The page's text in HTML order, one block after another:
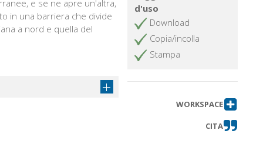
e se ne apre un'altra,
in una barriera che divide
a nord e quella del
d'uso
Download
Copia/incolla
Stampa
WORKSPACE
CITA